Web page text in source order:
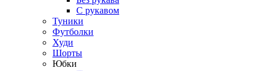
С рукавом
Туники
Футболки
Худи
Шорты
Юбки